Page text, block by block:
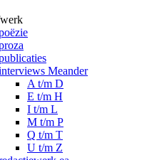
Meander
A t/m D
E t/m H
I t/m L
M t/m P
Q t/m T
U t/m Z